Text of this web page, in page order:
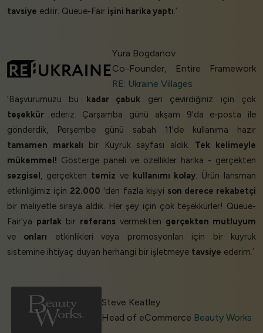
tavsiye edilir. Queue-Fair işini harika yaptı.’
Yura Bogdanov
Co-Founder, Entire Framework
RE: Ukraine Villages
‘Başvurumuzu bu kadar çabuk geri çevirdiğiniz için çok
teşekkür ederiz. Çarşamba günü akşam 9'da e-posta ile
gönderdik, Perşembe günü sabah 11'de kullanıma hazır
tamamen markalı bir Kuyruk sayfası aldık. Tek kelimeyle
mükemmel! Gösterge paneli ve özellikler harika - gerçekten
sezgisel , gerçekten temiz ve kullanımı kolay. Ürün lansman
etkinliğimiz için 22.000 'den fazla kişiyi son derece rekabetçi
bir maliyetle sıraya aldık. Her şey için çok teşekkürler! Queue-
Fair'ya parlak bir referans vermekten gerçekten mutluyum
ve onları etkinlikleri veya promosyonları için bir kuyruk
sistemine ihtiyaç duyan herhangi bir işletmeye tavsiye ederim.’
Steve Keatley
Head of eCommerce Beauty Works